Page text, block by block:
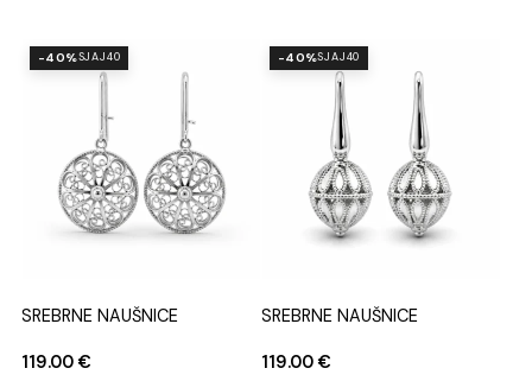
SREBRNE NAUŠNICE
119.00€
-40%SJAJ40
SREBRNE NAUŠNICE
119.00€
-40%SJAJ40